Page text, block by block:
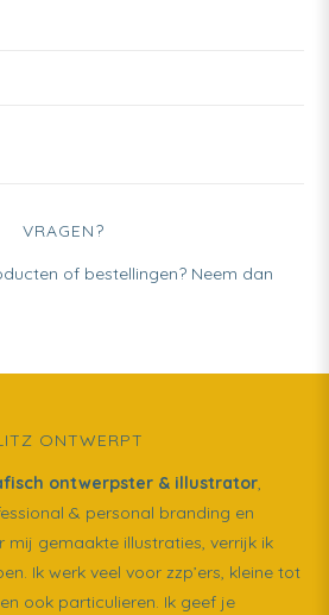
VRAGEN?
of bestellingen? Neem dan
ONTWERPT
ontwerpster & illustrator,
& personal branding en
mij gemaakte illustraties, verrijk ik
Ik werk veel voor zzp’ers, kleine tot
ook particulieren. Ik geef je